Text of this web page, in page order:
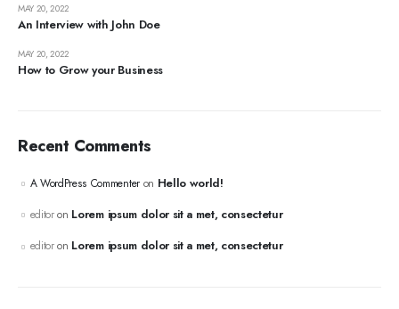
An Interview with John Doe
MAY 20, 2022
How to Grow your Business
MAY 20, 2022
Recent Comments
A WordPress Commenteron Hello world!
editoron Lorem ipsum dolor sit a met, consectetur
editoron Lorem ipsum dolor sit a met, consectetur